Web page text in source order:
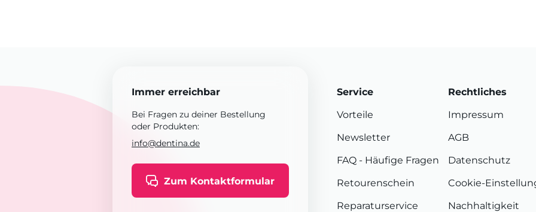
Immer erreichbar
Bei Fragen zu deiner Bestellung
oder Produkten:
info@dentina.de
Zum Kontaktformular
Service
Vorteile
Newsletter
FAQ - Häufige Fragen
Retourenschein
Reparaturservice
Rechtliches
Impressum
AGB
Datenschutz
Cookie-
Nachhaltigkeit